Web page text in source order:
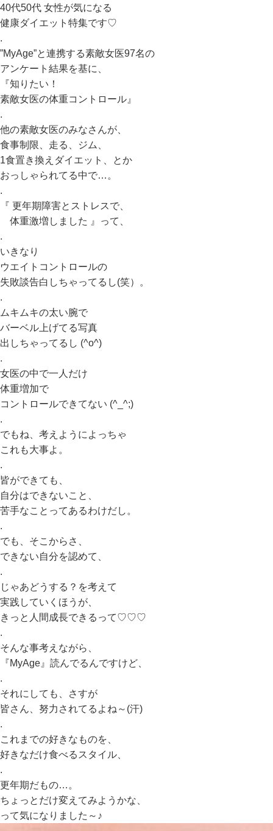
40代50代 女性が気になる
健康ダイエット特集です♡
.
”MyAge”と連携する素敵女医97名の
アンケート結果を基に、
『知りたい！
素敵女医の体重コントロール』
.
他の素敵女医のみなさんが、
食事制限、走る、ジム、
1食置き換えダイエット、とか
おっしゃられてる中で…。
.
『 更年期障害とストレスで、
体重激増しました 』って、
.
いきなり
ウエイトコントロールの
失敗談告白しちゃってるし(笑）。
.
ムキムキの太い腕で
バーベル上げてる写真
出しちゃってるし (^o^)
.
女医の中で一人だけ
体重増加で
コントロールできてない (^_^;)
.
でもね、考えようによっちゃ
これも大事よ。
.
皆ができても、
自分はできないこと、
苦手なことってあるわけだし。
.
でも、そこからさ、
できない自分を認めて、
.
じゃあどうする？を考えて
実践していくほうが、
きっと人間成長できるって♡♡♡
.
そんな事考えながら、
『MyAge』読んでるんですけど、
.
それにしても、さすが
皆さん、努力されてるよね～(汗)
.
これまでの好きなものを、
好きなだけ食べるスタイル、
.
更年期だもの…。
ちょっとだけ変えてみようかな、
って気になりました～♪